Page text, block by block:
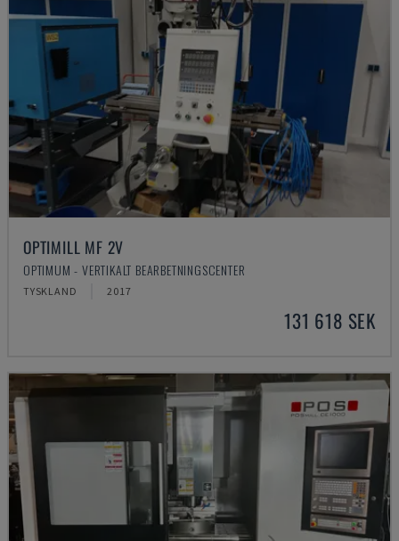
OPTIMILL MF 2V
OPTIMUM - VERTIKALT BEARBETNINGSCENTER
TYSKLAND 2017
131 618 SEK